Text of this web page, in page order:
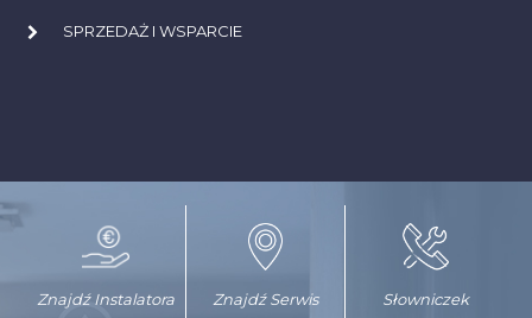
SPRZEDAŻ I WSPARCIE
Znajdź Instalatora Znajdź Serwis Słowniczek